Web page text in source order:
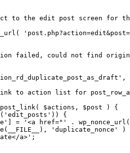
to the edit post screen for
failed, could not find
to action list for
$actions, $post ) {
{
= '<a href="' .
a>';